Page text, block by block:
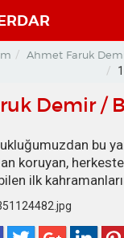
Ahmet Faruk
Demir /
bu
koruyan,
ilk